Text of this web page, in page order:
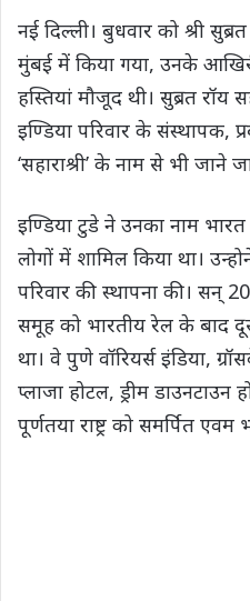
A
p
o
o
k
e
r
g
r
a
m
i
n
k
नई दिल्ली। बुधवार को श्री
मुंबई में किया गया, उनके
हस्तियां मौजूद थी। सुब्रत रॉय
इण्डिया परिवार के संस्थापक,
‘सहाराश्री’ के नाम से भी जाने
इण्डिया टुडे ने उनका नाम
लोगों में शामिल किया था।
परिवार की स्थापना की। सन्
समूह को भारतीय रेल के बाद
था। वे पुणे वॉरियर्स इंडिया,
प्लाजा होटल, ड्रीम डाउनटाउन
पूर्णतया राष्ट्र को समर्पित